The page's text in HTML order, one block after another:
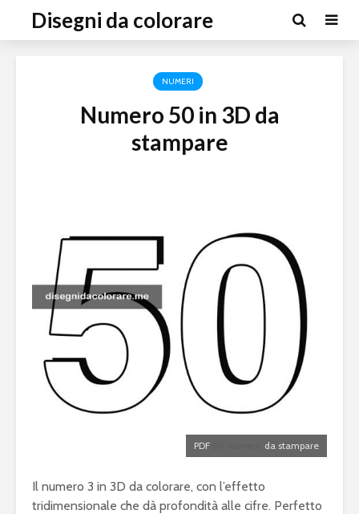
Disegni da colorare
NUMERI
Numero 50 in 3D da
stampare
PDF da stampare
Il numero 3 in 3D da colorare, con l’effetto
tridimensionale che dà profondità alle cifre. Perfetto